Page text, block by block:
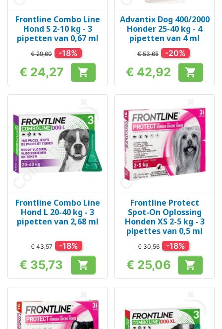
Frontline Combo Line
Hond S 2-10 kg - 3
pipetten van 0,67 ml
€ 29,60 -18%
Prijs
€ 24,27 
Advantix Dog 400/2000
Honder 25-40 kg - 4
pipetten van 4 ml
€ 53,65 -20%
Prijs
€ 42,92 
Frontline Combo Line
Hond L 20-40 kg - 3
pipetten van 2,68 ml
€ 43,57 -18%
Prijs
€ 35,73 
Frontline Protect
Spot-On Oplossing
Honden XS 2-5 kg - 3
pipettes van 0,5 ml
€ 30,56 -18%
Prijs
€ 25,06 